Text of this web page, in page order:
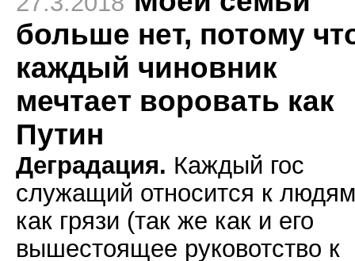
больше нет, потому
каждый чиновник
мечтает воровать как
Путин
Деградация. Каждый гос
служащий относится к людям
как грязи (так же как и его
вышестоящее руковотство к